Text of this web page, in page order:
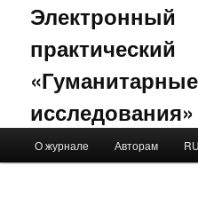
Электронный
исследования»
Skip to primary content
Skip to secondary content
О журнале Авторам RU